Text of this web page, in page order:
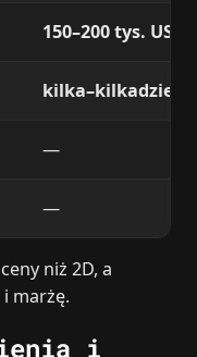
150–200 tys. USD
—
—
niż 2D, a
marżę.
i